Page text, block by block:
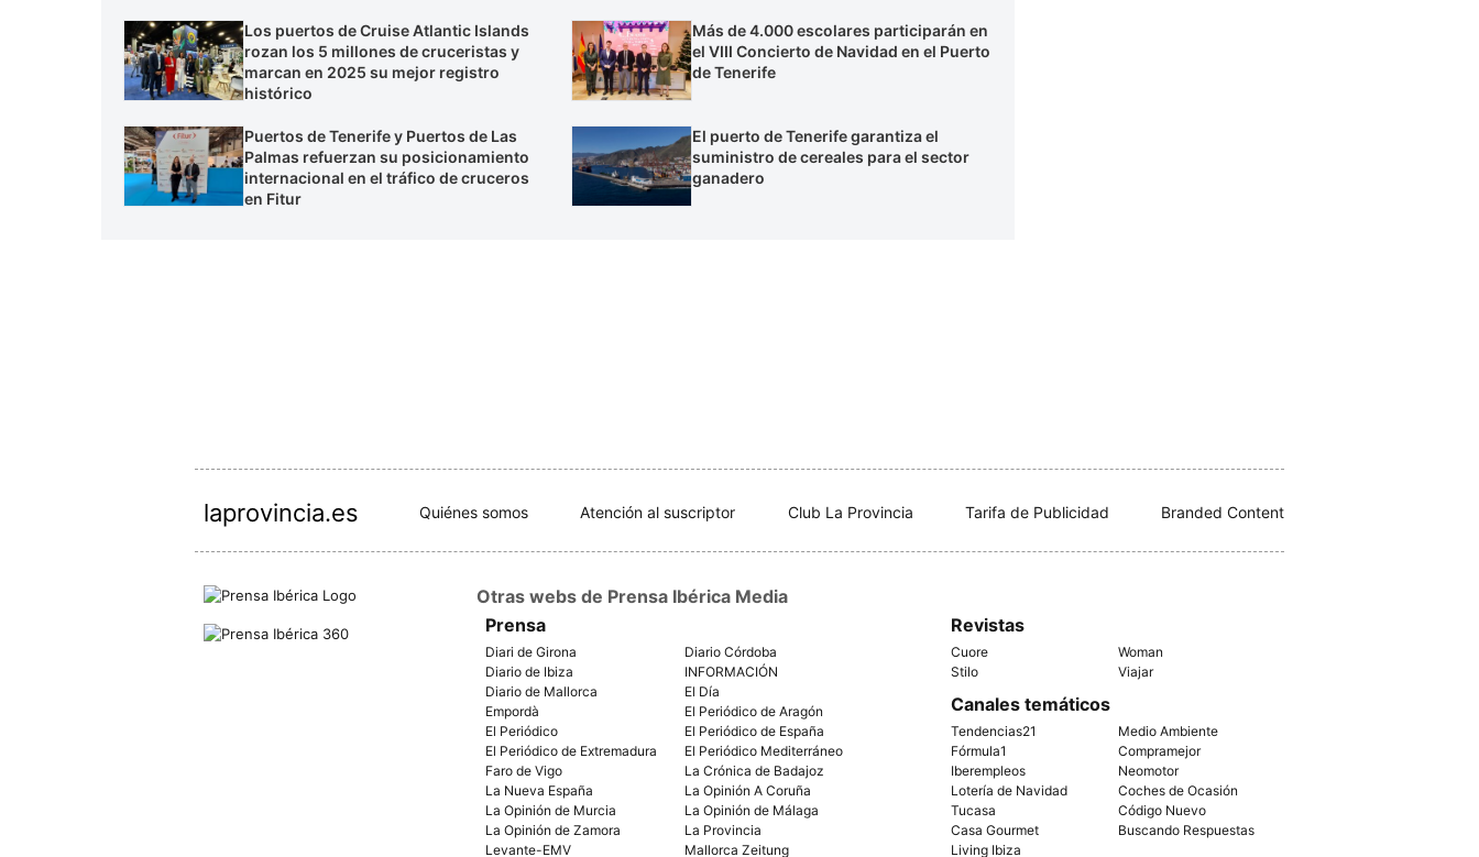
Los puertos de Cruise Atlantic Islands
rozan los 5 millones de cruceristas y
marcan en 2025 su mejor registro
histórico
Puertos de Tenerife y Puertos de Las
Palmas refuerzan su posicionamiento
internacional en el tráfico de cruceros
en Fitur
Más de 4.000 escolares participarán en
el VIII Concierto de Navidad en el Puerto
de Tenerife
El puerto de Tenerife garantiza el
suministro de cereales para el sector
ganadero
laprovincia.es Quiénes somos Atención al suscriptor Club La Provincia Tarifa de Publicidad Branded Content
Otras webs de Prensa Ibérica Media
Prensa
Diari de Girona
Diario Córdoba
Diario de Ibiza
INFORMACIÓN
Diario de Mallorca
El Día
Empordà
El Periódico de Aragón
El Periódico
El Periódico de España
El Periódico de Extremadura
El Periódico Mediterráneo
Faro de Vigo
La Crónica de Badajoz
La Nueva España
La Opinión A Coruña
La Opinión de Murcia
La Opinión de Málaga
La Opinión de Zamora
La Provincia
Levante-EMV
Mallorca Zeitung
Revistas
Cuore
Woman
Stilo
Viajar
Canales temáticos
Tendencias21
Medio Ambiente
Fórmula1
Compramejor
Iberempleos
Neomotor
Lotería de Navidad
Coches de Ocasión
Tucasa
Código Nuevo
Casa Gourmet
Buscando Respuestas
Living Ibiza